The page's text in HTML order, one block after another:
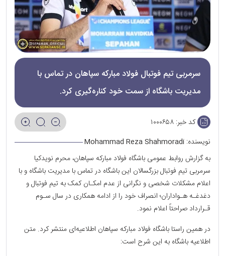
سرمربی تیم فوتبال فولاد مبارکه سپاهان در تماس با
مدیریت باشگاه از سمت خود کناره‌گیری کرد.
کد خبر: ۱۰۰۰۶۵۸
نویسنده: Mohammad Reza Shahmoradi
به گزارش روابط عمومی باشگاه فولاد مبارکه سپاهان، محرم نویدکیا
سرمربی تیم فوتبال بزرگسالان این باشگاه در تماس با مدیریت باشگاه و با
اعلام مشکلات شخصی و نگرانی از عدم امكـان کمک به تیم فوتبال و
دغدغـه هـواداران؛ انصراف خود را از ادامه همکاری در سال سـوم
قـرارداد صراحتاً اعلام نمود.
در همین راستا باشگاه فولاد مبارکه سپاهان اطلاعیه‌ای منتشر کرد. متن
اطلاعیه باشگاه به این شرح است: